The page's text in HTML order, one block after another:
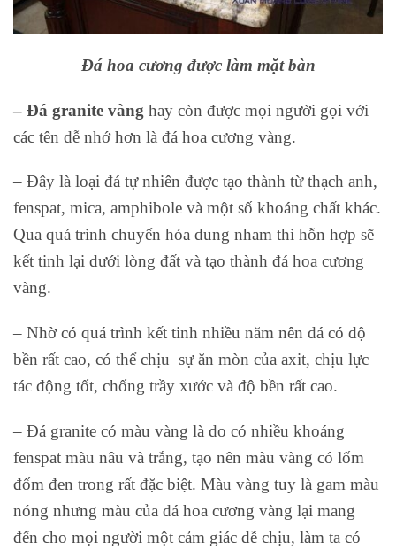
Đá hoa cương được làm mặt bàn
– Đá granite vàng hay còn được mọi người gọi với
các tên dễ nhớ hơn là đá hoa cương vàng.
– Đây là loại đá tự nhiên được tạo thành từ thạch anh,
fenspat, mica, amphibole và một số khoáng chất khác.
Qua quá trình chuyển hóa dung nham thì hỗn hợp sẽ
kết tinh lại dưới lòng đất và tạo thành đá hoa cương
vàng.
– Nhờ có quá trình kết tinh nhiều năm nên đá có độ
bền rất cao, có thể chịu sự ăn mòn của axit, chịu lực
tác động tốt, chống trầy xước và độ bền rất cao.
– Đá granite có màu vàng là do có nhiều khoáng
fenspat màu nâu và trắng, tạo nên màu vàng có lốm
đốm đen trong rất đặc biệt. Màu vàng tuy là gam màu
nóng nhưng màu của đá hoa cương vàng lại mang
đến cho mọi người một cảm giác dễ chịu, làm ta có